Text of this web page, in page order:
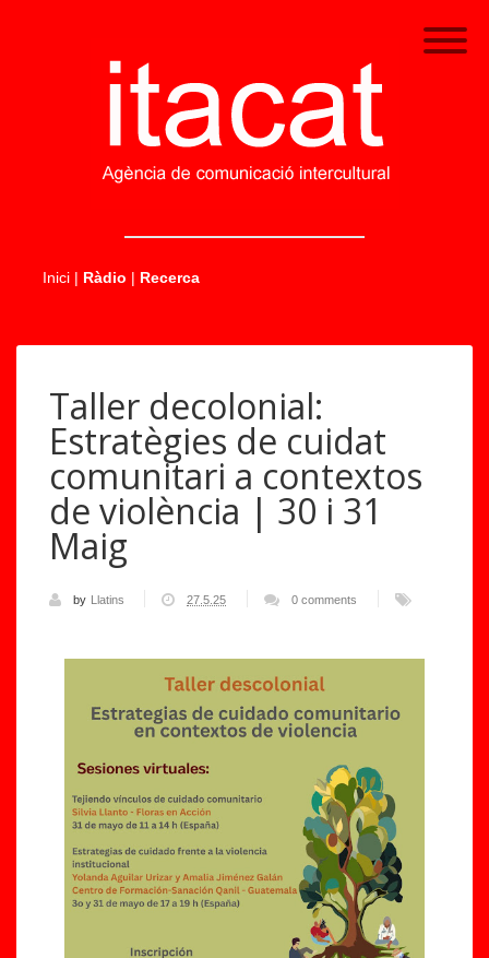
Inici | Ràdio | Recerca
Taller decolonial:
Estratègies de cuidat
comunitari a contextos
de violència | 30 i 31
Maig
by Llatins 27.5.25 0 comments